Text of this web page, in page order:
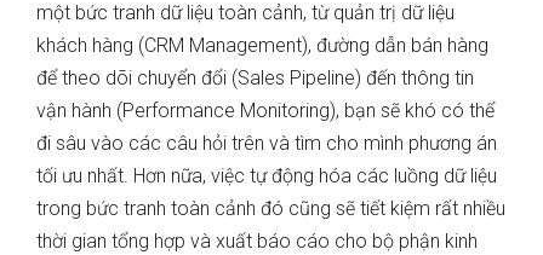
một bức tranh dữ liệu toàn cảnh, từ quản trị dữ liệu
khách hàng (CRM Management), đường dẫn bán hàng
để theo dõi chuyển đổi (Sales Pipeline) đến thông tin
vận hành (Performance Monitoring), bạn sẽ khó có thể
đi sâu vào các câu hỏi trên và tìm cho mình phương án
tối ưu nhất. Hơn nữa, việc tự động hóa các luồng dữ liệu
trong bức tranh toàn cảnh đó cũng sẽ tiết kiệm rất nhiều
thời gian tổng hợp và xuất báo cáo cho bộ phận kinh